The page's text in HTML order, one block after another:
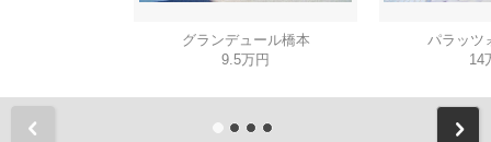
グランデュール橋本
9.5万円
パラッツ
14